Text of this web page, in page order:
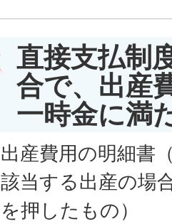
直接支払制
合で、出産
一時金に満
出産費用の明細書
該当する出産の場
を押したもの）